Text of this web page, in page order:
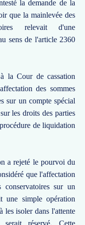
la demande de la
que la mainlevée des
relevait d'une
sens de l'article 2360
la Cour de cassation
des sommes
sur un compte spécial
les droits des parties
de liquidation
a rejeté le pourvoi du
que l'affectation
conservatoires sur un
une simple opération
les isoler dans l'attente
réservé. Cette